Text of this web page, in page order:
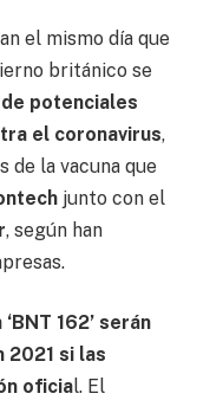
el mismo día que
británico se
potenciales
el coronavirus,
de la vacuna que
junto con el
, según han
162’ serán
2021 si las
oficial. El